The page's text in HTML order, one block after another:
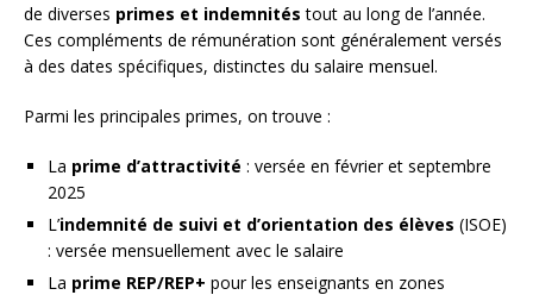
de diverses primes et indemnités tout au long de l’année.
Ces compléments de rémunération sont généralement versés
à des dates spécifiques, distinctes du salaire mensuel.
Parmi les principales primes, on trouve :
La prime d’attractivité : versée en février et septembre
2025
L’indemnité de suivi et d’orientation des élèves (ISOE)
: versée mensuellement avec le salaire
La prime REP/REP+ pour les enseignants en zones